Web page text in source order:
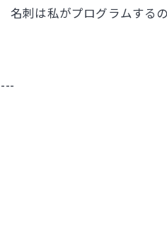
は私がプログラムする